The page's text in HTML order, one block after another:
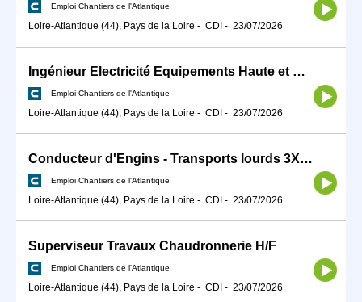
Emploi Chantiers de l'Atlantique
Loire-Atlantique (44), Pays de la Loire - CDI - 23/07/2026
Ingénieur Electricité Equipements Haute et moyenne tension H/F
Emploi Chantiers de l'Atlantique
Loire-Atlantique (44), Pays de la Loire - CDI - 23/07/2026
Conducteur d'Engins - Transports lourds 3X8 H/F
Emploi Chantiers de l'Atlantique
Loire-Atlantique (44), Pays de la Loire - CDI - 23/07/2026
Superviseur Travaux Chaudronnerie H/F
Emploi Chantiers de l'Atlantique
Loire-Atlantique (44), Pays de la Loire - CDI - 23/07/2026